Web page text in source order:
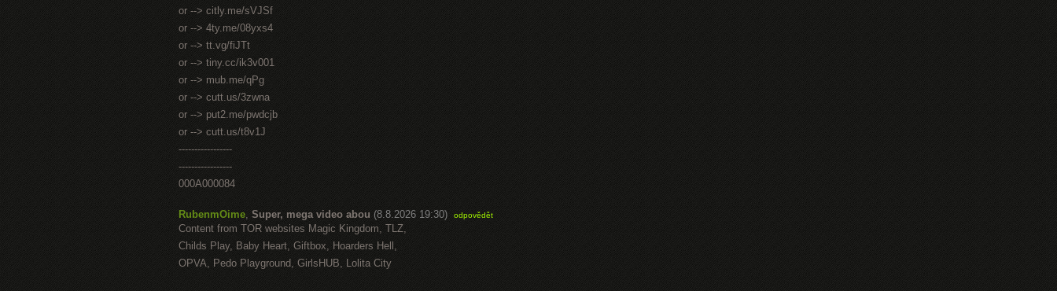
or --> citly.me/sVJSf
or --> 4ty.me/08yxs4
or --> tt.vg/fiJTt
or --> tiny.cc/ik3v001
or --> mub.me/qPg
or --> cutt.us/3zwna
or --> put2.me/pwdcjb
or --> cutt.us/t8v1J
-----------------
-----------------
000A000084
RubenmOime, Super, mega video abou (8.8.2026 19:30) odpovědět
Content from TOR websites Magic Kingdom, TLZ,
Childs Play, Baby Heart, Giftbox, Hoarders Hell,
OPVA, Pedo Playground, GirlsHUB, Lolita City